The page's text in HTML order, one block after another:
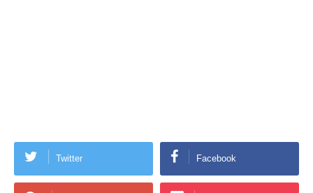
Twitter Facebook